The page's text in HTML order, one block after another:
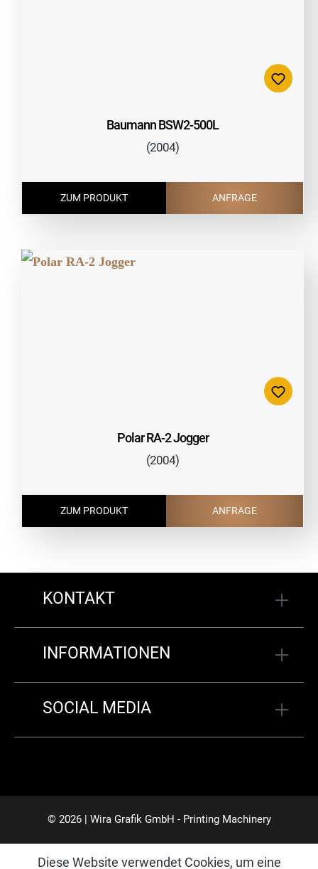
Baumann BSW2-500L
(2004)
ZUM PRODUKT ANFRAGE
Polar RA-2 Jogger
(2004)
ZUM PRODUKT ANFRAGE
KONTAKT
INFORMATIONEN
SOCIAL MEDIA
© 2026 | Wira Grafik GmbH - Printing Machinery
Diese Website verwendet Cookies, um eine